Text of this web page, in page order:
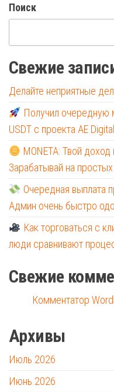
Поиск
Свежие
Делайте неприятные
Получил очередную
USDT с проекта AE Digital
MONETA: Твой
Зарабатывай на
Очередная выплата
Админ очень быстро
Как торговаться с
люди сравнивают
Свежие
Комментатор
Архивы
Июль 2026
Июнь 2026